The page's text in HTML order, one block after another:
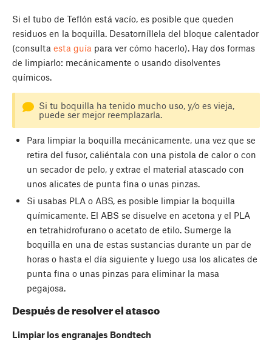
Si el tubo de Teflón está vacío, es posible que queden
residuos en la boquilla. Desatorníllela del bloque calentador
(consulta esta guía para ver cómo hacerlo). Hay dos formas
de limpiarlo: mecánicamente o usando disolventes
químicos.
Si tu boquilla ha tenido mucho uso, y/o es vieja,
puede ser mejor reemplazarla.
Para limpiar la boquilla mecánicamente, una vez que se
retira del fusor, caliéntala con una pistola de calor o con
un secador de pelo, y extrae el material atascado con
unos alicates de punta fina o unas pinzas.
Si usabas PLA o ABS, es posible limpiar la boquilla
químicamente. El ABS se disuelve en acetona y el PLA
en tetrahidrofurano o acetato de etilo. Sumerge la
boquilla en una de estas sustancias durante un par de
horas o hasta el día siguiente y luego usa los alicates de
punta fina o unas pinzas para eliminar la masa
pegajosa.
Después de resolver el atasco
Limpiar los engranajes Bondtech